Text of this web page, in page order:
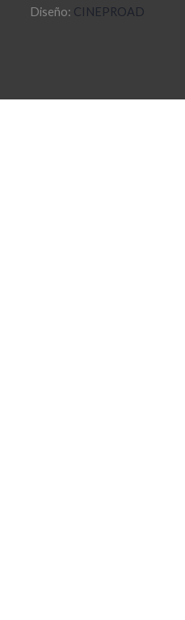
Diseño: CINEPROAD